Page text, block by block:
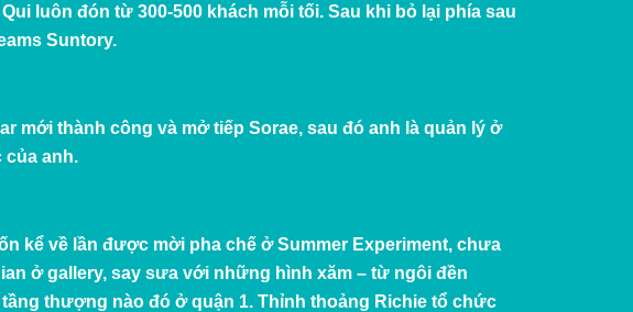
luôn đón từ 300-500 khách mỗi tối. Sau khi bỏ lại phía sau
Suntory.
mới thành công và mở tiếp Sorae, sau đó anh là quản lý ở
của anh.
kể về lần được mời pha chế ở Summer Experiment, chưa
ở gallery, say sưa với những hình xăm – từ ngôi đền
thượng nào đó ở quận 1. Thỉnh thoảng Richie tổ chức